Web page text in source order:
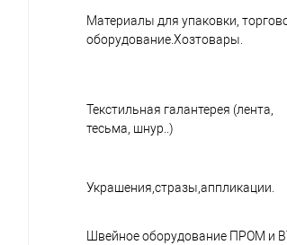
Материалы для упаковки,
оборудование.Хозтовары.
Текстильная галантерея (лента,
тесьма, шнур..)
Украшения,стразы,аппликации.
Швейное оборудование ПРОМ и